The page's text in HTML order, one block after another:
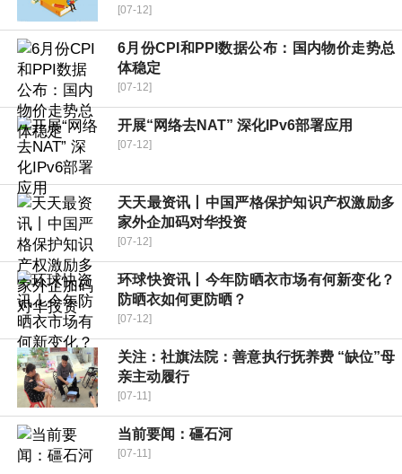
[07-12]
6月份CPI和PPI数据公布：国内物价走势总
体稳定
[07-12]
开展“网络去NAT” 深化IPv6部署应用
[07-12]
天天最资讯丨中国严格保护知识产权激励多
家外企加码对华投资
[07-12]
环球快资讯丨今年防晒衣市场有何新变化？
防晒衣如何更防晒？
[07-12]
关注：社旗法院：善意执行抚养费 “缺位”母
亲主动履行
[07-11]
当前要闻：礓石河
[07-11]